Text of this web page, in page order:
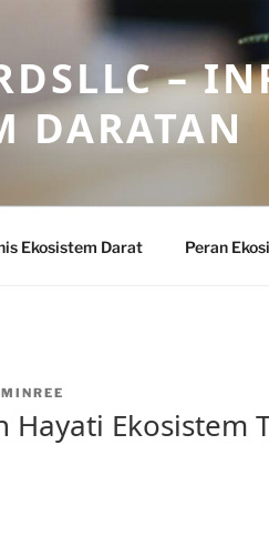
–
DARATAN
Ekosistem Darat Peran
Hayati Ekosistem